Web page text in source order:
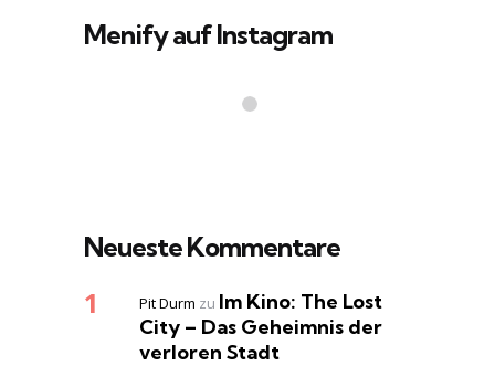
Menify auf Instagram
Neueste Kommentare
Pit Durm zu Im Kino: The Lost
City – Das Geheimnis der
verloren Stadt